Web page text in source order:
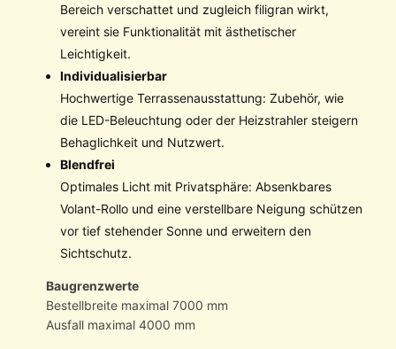
Bereich verschattet und zugleich filigran wirkt,
vereint sie Funktionalität mit ästhetischer
Leichtigkeit.
Individualisierbar
Hochwertige Terrassenausstattung: Zubehör, wie
die LED-Beleuchtung oder der Heizstrahler steigern
Behaglichkeit und Nutzwert.
Blendfrei
Optimales Licht mit Privatsphäre: Absenkbares
Volant-Rollo und eine verstellbare Neigung schützen
vor tief stehender Sonne und erweitern den
Sichtschutz.
Baugrenzwerte
Bestellbreite maximal 7000 mm
Ausfall maximal 4000 mm